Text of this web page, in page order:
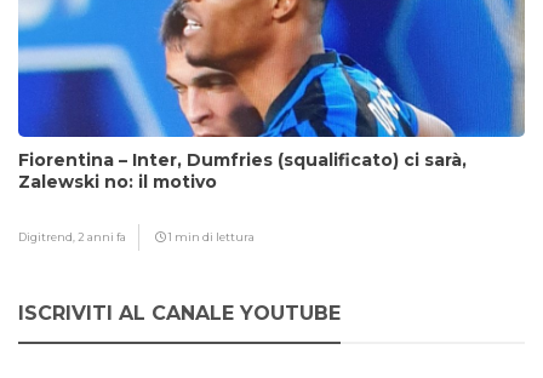
Fiorentina – Inter, Dumfries (squalificato) ci sarà,
Zalewski no: il motivo
Digitrend, 2 anni fa 1 min di lettura
ISCRIVITI AL CANALE YOUTUBE